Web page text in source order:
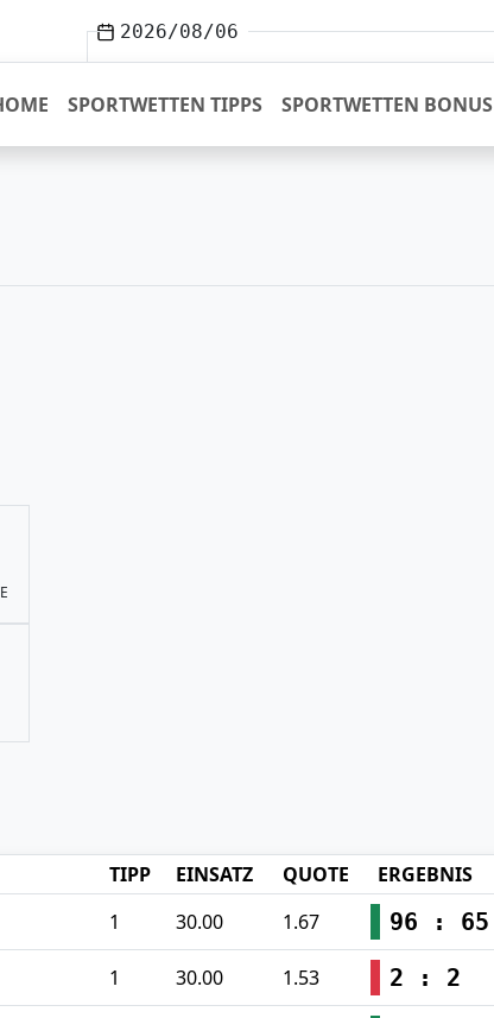
2026/08/06
SPORTWETTEN TIPPS SPORTWETTEN BONUS
TIPP EINSATZ QUOTE
ERGEBNIS
1 30.00 1.67 96 : 65
1 30.00 1.53 2 : 2